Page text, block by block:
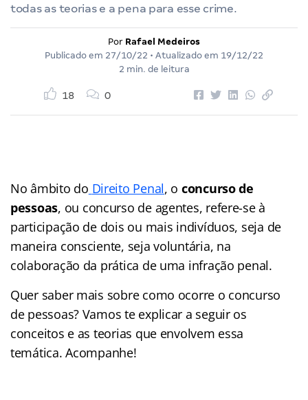
todas as teorias e a pena para esse crime.
Por Rafael Medeiros
Publicado em 27/10/22 • Atualizado em 19/12/22
2 min. de leitura
18 0
No âmbito do Direito Penal, o concurso de
pessoas, ou concurso de agentes, refere-se à
participação de dois ou mais indivíduos, seja de
maneira consciente, seja voluntária, na
colaboração da prática de uma infração penal.
Quer saber mais sobre como ocorre o concurso
de pessoas? Vamos te explicar a seguir os
conceitos e as teorias que envolvem essa
temática. Acompanhe!